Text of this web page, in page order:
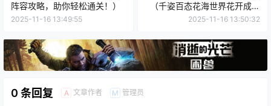
阵容攻略，助你轻松通关！）
2025-11-16 13:49:55
（千姿百态花海世界花开成就
你的墨魂梦）
2025-11-16 13:50:32
0 条回复 A 文章作者 M 管理员